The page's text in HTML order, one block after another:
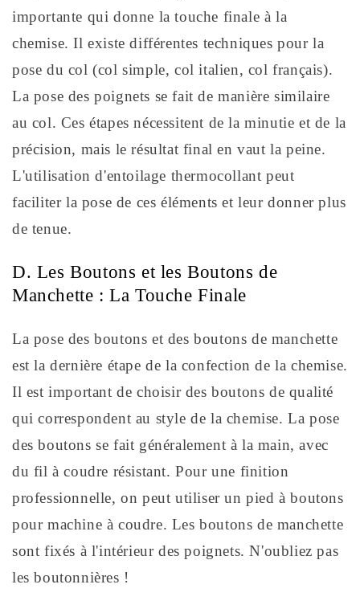
importante qui donne la touche finale à la
chemise. Il existe différentes techniques pour la
pose du col (col simple, col italien, col français).
La pose des poignets se fait de manière similaire
au col. Ces étapes nécessitent de la minutie et de la
précision, mais le résultat final en vaut la peine.
L'utilisation d'entoilage thermocollant peut
faciliter la pose de ces éléments et leur donner plus
de tenue.
D. Les Boutons et les Boutons de
Manchette : La Touche Finale
La pose des boutons et des boutons de manchette
est la dernière étape de la confection de la chemise.
Il est important de choisir des boutons de qualité
qui correspondent au style de la chemise. La pose
des boutons se fait généralement à la main, avec
du fil à coudre résistant. Pour une finition
professionnelle, on peut utiliser un pied à boutons
pour machine à coudre. Les boutons de manchette
sont fixés à l'intérieur des poignets. N'oubliez pas
les boutonnières !